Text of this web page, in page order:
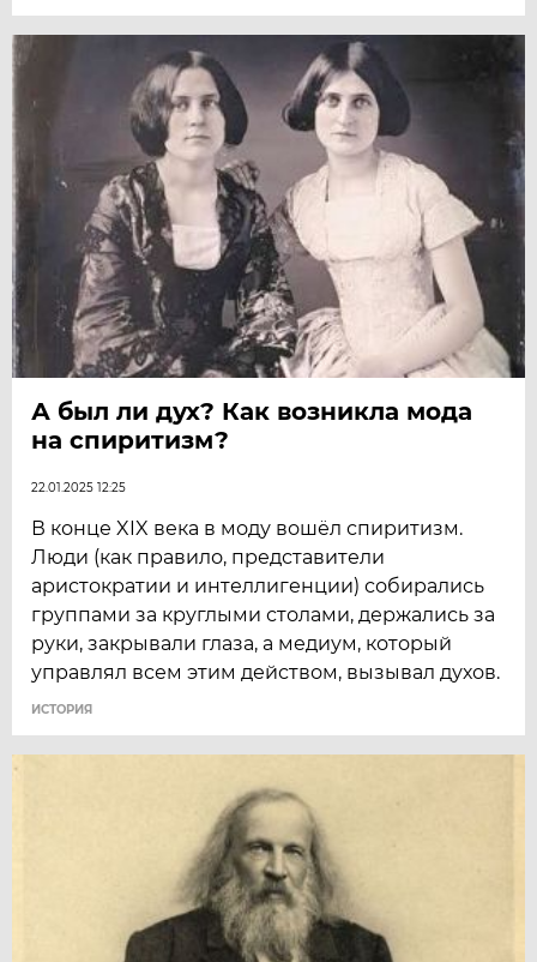
А был ли дух? Как возникла мода
на спиритизм?
22.01.2025 12:25
В конце XIX века в моду вошёл спиритизм.
Люди (как правило, представители
аристократии и интеллигенции) собирались
группами за круглыми столами, держались за
руки, закрывали глаза, а медиум, который
управлял всем этим действом, вызывал духов.
ИСТОРИЯ